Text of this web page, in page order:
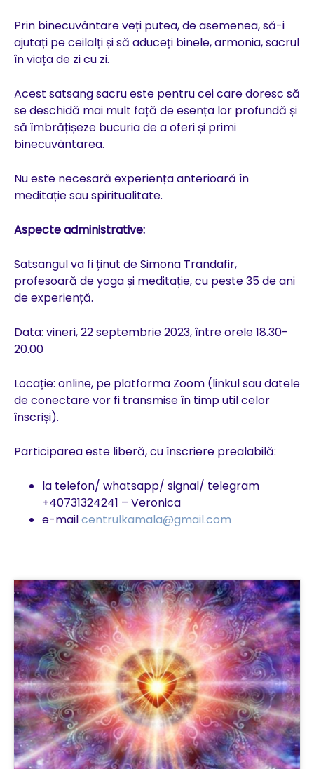
Prin binecuvântare veți putea, de asemenea, să-i
ajutați pe ceilalți și să aduceți binele, armonia, sacrul
în viața de zi cu zi.
Acest satsang sacru este pentru cei care doresc să
se deschidă mai mult față de esența lor profundă și
să îmbrățișeze bucuria de a oferi și primi
binecuvântarea.
Nu este necesară experiența anterioară în
meditație sau spiritualitate.
Aspecte administrative:
Satsangul va fi ținut de Simona Trandafir,
profesoară de yoga și meditație, cu peste 35 de ani
de experiență.
Data: vineri, 22 septembrie 2023, între orele 18.30-
20.00
Locație: online, pe platforma Zoom (linkul sau datele
de conectare vor fi transmise în timp util celor
înscriși).
Participarea este liberă, cu înscriere prealabilă:
la telefon/ whatsapp/ signal/ telegram
+40731324241 – Veronica
e-mailcentrulkamala@gmail.com